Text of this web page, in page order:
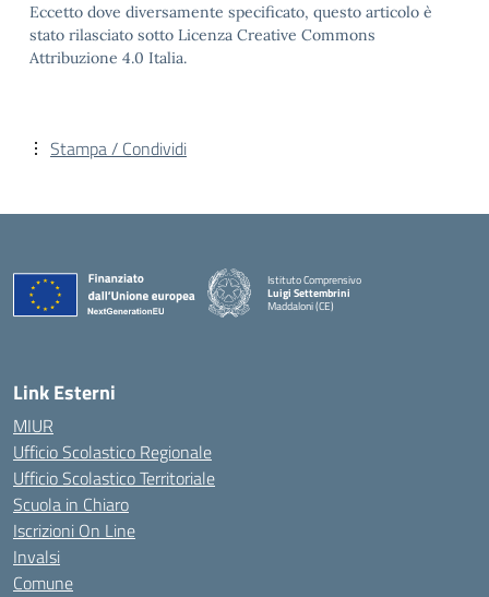
Eccetto dove diversamente specificato, questo articolo è
stato rilasciato sotto Licenza Creative Commons
Attribuzione 4.0 Italia.
Stampa / Condividi
Istituto Comprensivo
Luigi Settembrini
Maddaloni (CE)
Link Esterni
MIUR
Ufficio Scolastico Regionale
Ufficio Scolastico Territoriale
Scuola in Chiaro
Iscrizioni On Line
Invalsi
Comune